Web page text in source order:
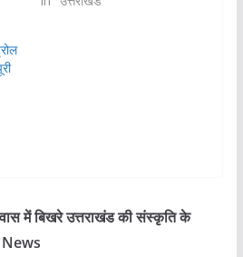
में बिखरे उत्तराखंड की संस्कृति के
News